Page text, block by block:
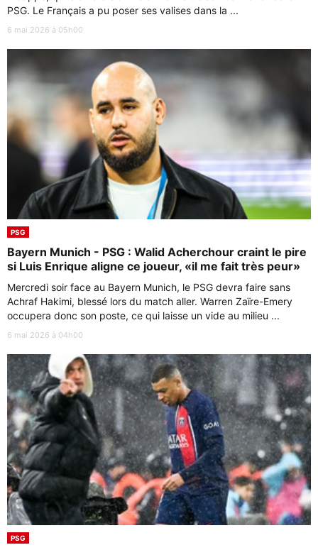
PSG. Le Français a pu poser ses valises dans la ...
6 mai 2026 à 05h00
PSG
Bayern Munich - PSG : Walid Acherchour craint le pire
si Luis Enrique aligne ce joueur, «il me fait très peur»
Mercredi soir face au Bayern Munich, le PSG devra faire sans
Achraf Hakimi, blessé lors du match aller. Warren Zaïre-Emery
occupera donc son poste, ce qui laisse un vide au milieu ...
6 mai 2026 à 04h00
PSG